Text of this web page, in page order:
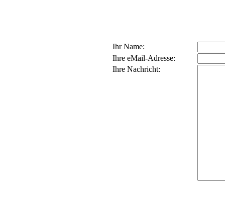
Ihr Name:
Ihre eMail-Adresse:
Ihre Nachricht: